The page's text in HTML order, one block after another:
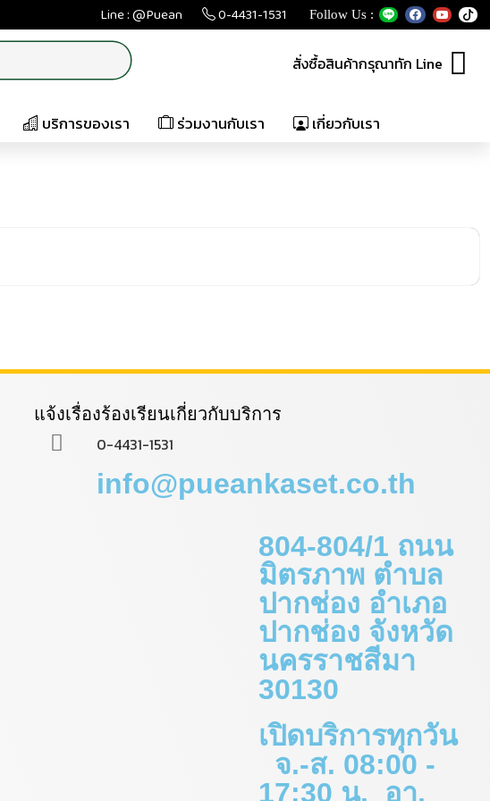
Line : @Puean 0-4431-1531 Follow Us :
สั่งซื้อสินค้ากรุณาทัก Line
บริการของเรา ร่วมงานกับเรา เกี่ยวกับเรา
แจ้งเรื่องร้องเรียนเกี่ยวกับบริการ
0-4431-1531
info@pueankaset.co.th
804-804/1 ถนน
มิตรภาพ ตำบล
ปากช่อง อำเภอ
ปากช่อง จังหวัด
นครราชสีมา
30130
เปิดบริการทุกวัน
จ.-ส. 08:00 -
17:30 น. อา.